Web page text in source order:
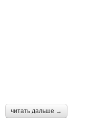
читать дальше →